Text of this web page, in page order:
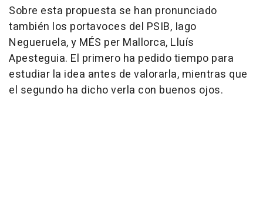
Sobre esta propuesta se han pronunciado
también los portavoces del PSIB, Iago
Negueruela, y MÉS per Mallorca, Lluís
Apesteguia. El primero ha pedido tiempo para
estudiar la idea antes de valorarla, mientras que
el segundo ha dicho verla con buenos ojos.